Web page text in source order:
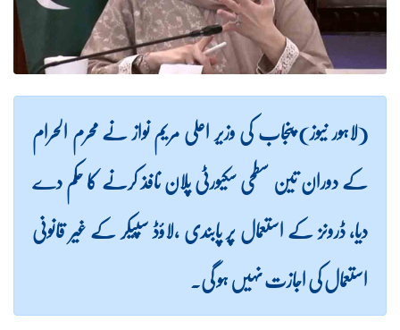
(لاہور نیوز) پنجاب کی وزیر اعلی مریم نواز نے محرم الحرام
کے دوران تین سطحی سکیورٹی پلان نافذ کرنے کا حکم دے
دیا، ڈرونز کے استعمال پر پابندی ،لاؤڈ سپیکر کے غیر قانونی
استعمال کی اجازت نہیں ہو گی۔